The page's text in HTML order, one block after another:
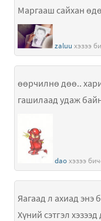
Маргааш сайхан
zaluu
өөрчилнө дөө..
гашилаад удаж
dao
Яагаад л ахиад энэ
Хүний сэтгэл